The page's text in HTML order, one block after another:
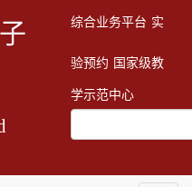
综合业务平台 实
验预约 国家级教
学示范中心